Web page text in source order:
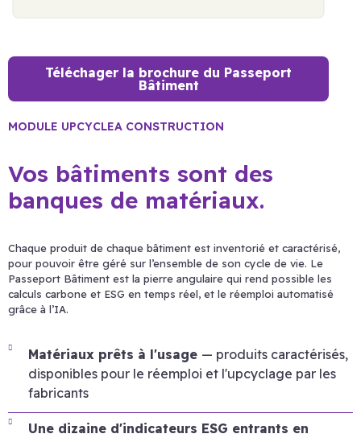
Téléchager la brochure du Passeport
Bâtiment
MODULE UPCYCLEA CONSTRUCTION
Vos bâtiments sont des
banques de matériaux.
Chaque produit de chaque bâtiment est inventorié et caractérisé,
pour pouvoir être géré sur l’ensemble de son cycle de vie. Le
Passeport Bâtiment est la pierre angulaire qui rend possible les
calculs carbone et ESG en temps réel, et le réemploi automatisé
grâce à l’IA.
Matériaux prêts à l'usage — produits caractérisés,
disponibles pour le réemploi et l'upcyclage par les
fabricants
Une dizaine d'indicateurs ESG entrants en